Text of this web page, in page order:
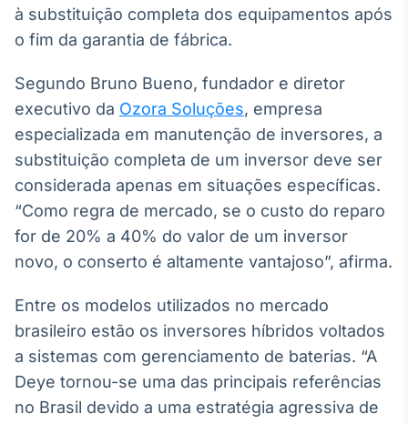
Broadcast
A melhor
plataforma para
de investimento
no Brasil
IA
Em breve
Em breve
à substituição completa dos equipamentos após
o fim da garantia de fábrica.
Segundo Bruno Bueno, fundador e diretor
executivo da Ozora Soluções, empresa
especializada em manutenção de inversores, a
substituição completa de um inversor deve ser
considerada apenas em situações específicas.
“Como regra de mercado, se o custo do reparo
for de 20% a 40% do valor de um inversor
novo, o conserto é altamente vantajoso”, afirma.
Entre os modelos utilizados no mercado
brasileiro estão os inversores híbridos voltados
a sistemas com gerenciamento de baterias. “A
Deye tornou-se uma das principais referências
no Brasil devido a uma estratégia agressiva de